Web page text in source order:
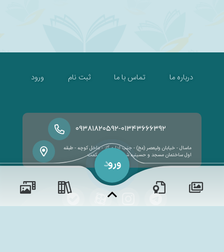
درباره ما تماس با ما ثبت نام ورود
ماسال - خیابان ولیعصر (عج) - جنب اداره گاز - داخل کوچه - طبقه
اول ساختمان مسجد و حسینیه شهدا - مدرسه حکمت
۰۱۳۴۳۶۶۶۳۹۲-۰۹۳۸۱۸۲۰۵۹۲